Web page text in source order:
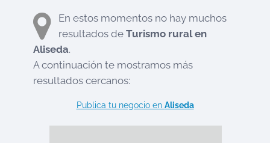
En estos momentos no hay muchos
resultados de Turismo rural en
Aliseda.
A continuación te mostramos más
resultados cercanos:
Publica tu negocio en Aliseda